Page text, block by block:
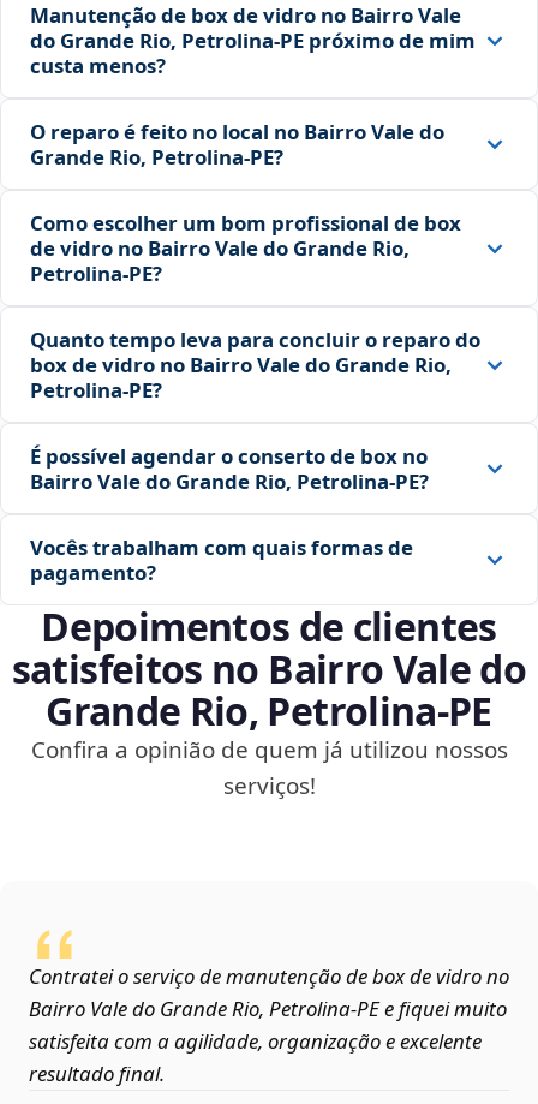
Manutenção de box de vidro no Bairro Vale
do Grande Rio, Petrolina‑PE próximo de mim
custa menos?
O reparo é feito no local no Bairro Vale do
Grande Rio, Petrolina‑PE?
Como escolher um bom profissional de box
de vidro no Bairro Vale do Grande Rio,
Petrolina‑PE?
Quanto tempo leva para concluir o reparo do
box de vidro no Bairro Vale do Grande Rio,
Petrolina‑PE?
É possível agendar o conserto de box no
Bairro Vale do Grande Rio, Petrolina‑PE?
Vocês trabalham com quais formas de
pagamento?
Depoimentos de clientes
satisfeitos no Bairro Vale do
Grande Rio, Petrolina‑PE
Confira a opinião de quem já utilizou nossos
serviços!
Contratei o serviço de manutenção de box de vidro no
Bairro Vale do Grande Rio, Petrolina‑PE e fiquei muito
satisfeita com a agilidade, organização e excelente
resultado final.